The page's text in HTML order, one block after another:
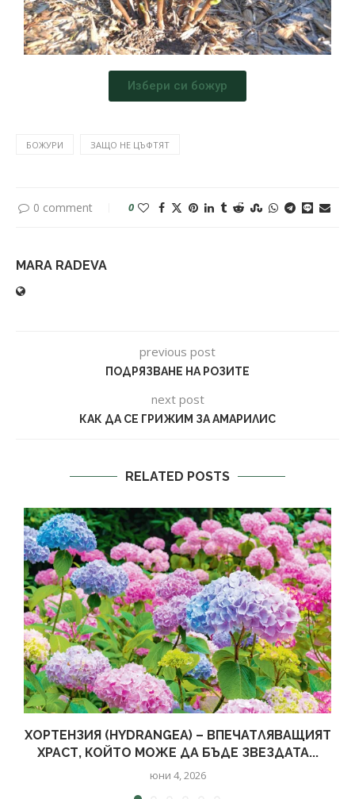
Избери си божур
БОЖУРИ ЗАЩО НЕ ЦЪФТЯТ
0 comment 0
MARA RADEVA
previous post
ПОДРЯЗВАНЕ НА РОЗИТЕ
next post
КАК ДА СЕ ГРИЖИМ ЗА АМАРИЛИС
RELATED POSTS
ХОРТЕНЗИЯ (HYDRANGEA) – ВПЕЧАТЛЯВАЩИЯТ
ХРАСТ, КОЙТО МОЖЕ ДА БЪДЕ ЗВЕЗДАТА...
юни 4, 2026